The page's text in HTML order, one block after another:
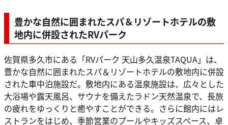
豊かな自然に囲まれたスパ＆リゾートホテルの敷
地内に併設されたRVパーク
佐賀県多久市にある「RVパーク 天山多久温泉TAQUA」は、
豊かな自然に囲まれたスパ＆リゾートホテルの敷地内に併設
された車中泊施設だ。敷地内にある温泉施設は、広々とした
大浴場や露天風呂、サウナを備えたラドン天然温泉で、長旅
の疲れをゆっくりと癒やすことができる。さらに館内にはレ
ストランをはじめ、季節営業のプールやキッズスペース、卓